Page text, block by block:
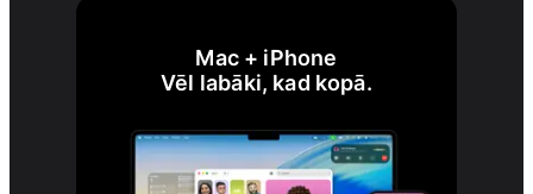
Mac + iPhone
Vēl labāki, kad kopā.